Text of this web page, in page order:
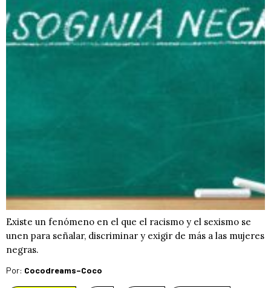
Existe un fenómeno en el que el racismo y el sexismo se
unen para señalar, discriminar y exigir de más a las mujeres
negras.
Por: Cocodreams–Coco